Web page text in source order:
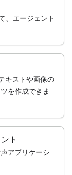
、エージェント
キストや画像の
を作成できま
ト
アプリケーシ